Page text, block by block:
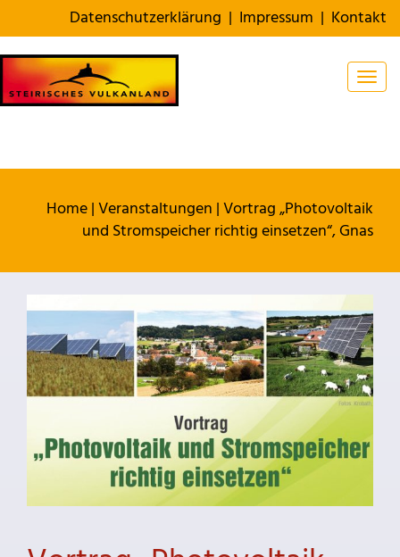
Datenschutzerklärung | Impressum | Kontakt
Home|Veranstaltungen |Vortrag „Photovoltaik
und Stromspeicher richtig einsetzen“, Gnas